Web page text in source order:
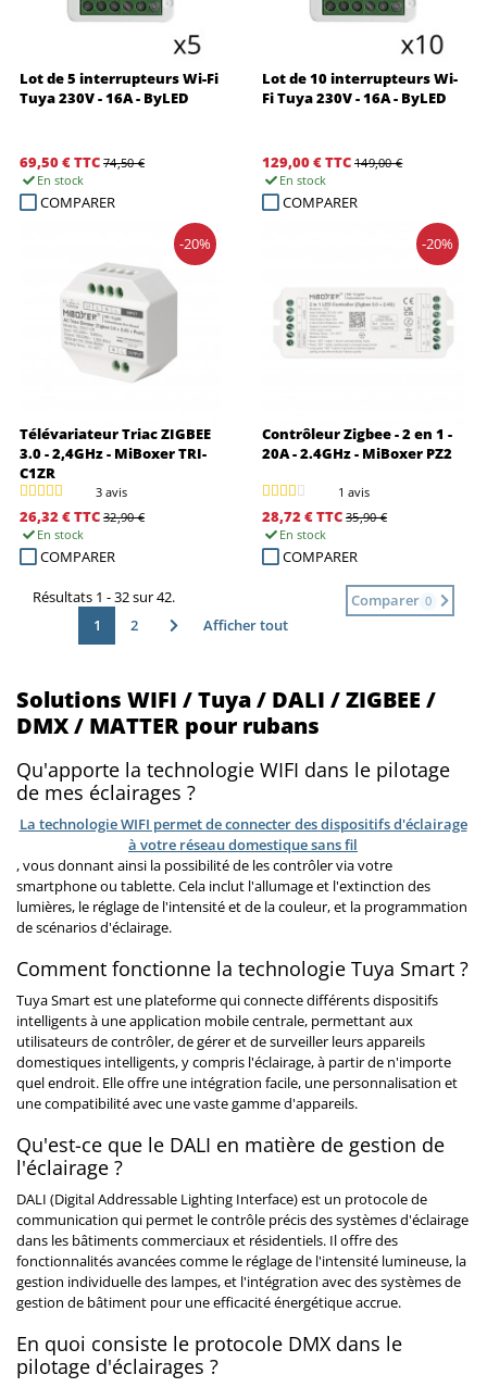
Lot de 5 interrupteurs Wi-Fi
Tuya 230V - 16A - ByLED
69,50 €TTC 74,50 €
En stock
COMPARER
Lot de 10 interrupteurs Wi-
Fi Tuya 230V - 16A - ByLED
129,00 €TTC 149,00 €
En stock
COMPARER
Télévariateur Triac ZIGBEE
3.0 - 2,4GHz - MiBoxer TRI-
C1ZR
3 avis
-20%
26,32 €TTC 32,90 €
En stock
COMPARER
Contrôleur Zigbee - 2 en 1 -
20A - 2.4GHz - MiBoxer PZ2
1 avis
-20%
28,72 €TTC 35,90 €
En stock
COMPARER
Comparer 0
Résultats 1 - 32 sur 42.
1
2 Afficher tout
Solutions WIFI / Tuya / DALI / ZIGBEE /
DMX / MATTER pour rubans
Qu'apporte la technologie WIFI dans le pilotage
de mes éclairages ?
La technologie WIFI permet de connecter des dispositifs d'éclairage
à votre réseau domestique sans fil
, vous donnant ainsi la possibilité de les contrôler via votre
smartphone ou tablette. Cela inclut l'allumage et l'extinction des
lumières, le réglage de l'intensité et de la couleur, et la programmation
de scénarios d'éclairage.
Comment fonctionne la technologie Tuya Smart ?
Tuya Smart est une plateforme qui connecte différents dispositifs
intelligents à une application mobile centrale, permettant aux
utilisateurs de contrôler, de gérer et de surveiller leurs appareils
domestiques intelligents, y compris l'éclairage, à partir de n'importe
quel endroit. Elle offre une intégration facile, une personnalisation et
une compatibilité avec une vaste gamme d'appareils.
Qu'est-ce que le DALI en matière de gestion de
l'éclairage ?
DALI (Digital Addressable Lighting Interface) est un protocole de
communication qui permet le contrôle précis des systèmes d'éclairage
dans les bâtiments commerciaux et résidentiels. Il offre des
fonctionnalités avancées comme le réglage de l'intensité lumineuse, la
gestion individuelle des lampes, et l'intégration avec des systèmes de
gestion de bâtiment pour une efficacité énergétique accrue.
En quoi consiste le protocole DMX dans le
pilotage d'éclairages ?